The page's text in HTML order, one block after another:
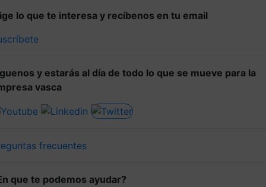
lo que te interesa y recíbenos en tu email
y estarás al día de todo lo que se mueve para la
vasca
frecuentes
que te podemos ayudar?